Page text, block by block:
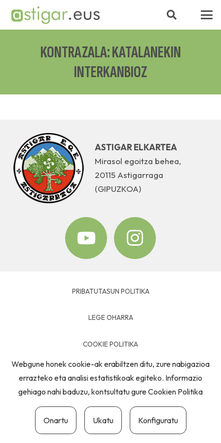
KONTRAZALA: KATALANEKIN
INTERKANBIOZ
ASTIGAR ELKARTEA
Mirasol egoitza behea,
20115 Astigarraga
(GIPUZKOA)
PRIBATUTASUN POLITIKA
LEGE OHARRA
COOKIE POLITIKA
Webgune honek cookie-ak erabiltzen ditu, zure nabigazioa
errazteko eta analisi estatistikoak egiteko. Informazio
gehiago nahi baduzu, kontsultatu gureCookien Politika
Onartu Ukatu Konfiguratu